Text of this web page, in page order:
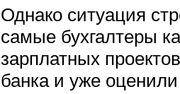
Однако ситуация
самые бухгалтеры
зарплатных
банка и уже